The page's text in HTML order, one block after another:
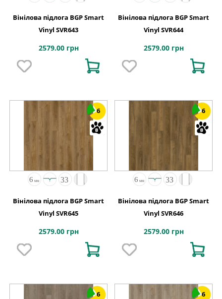
Вінілова підлога BGP Smart
Vinyl SVR643
2579.00 грн
Вінілова підлога BGP Smart
Vinyl SVR644
2579.00 грн
6
Вінілова підлога BGP Smart
Vinyl SVR645
2579.00 грн
6
Вінілова підлога BGP Smart
Vinyl SVR646
2579.00 грн
6 6